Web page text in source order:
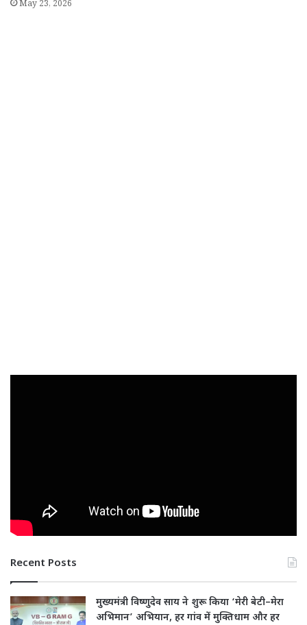
May 23, 2026
Recent Posts
मुख्यमंत्री विष्णुदेव साय ने शुरू किया ‘मेरी बेटी–मेरा
अभिमान’ अभियान, हर गांव में मुक्तिधाम और हर